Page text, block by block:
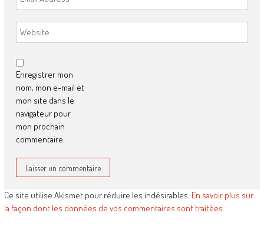
Enregistrer mon
nom, mon e-mail et
mon site dans le
navigateur pour
mon prochain
commentaire.
Ce site utilise Akismet pour réduire les indésirables. En savoir plus sur
la façon dont les données de vos commentaires sont traitées